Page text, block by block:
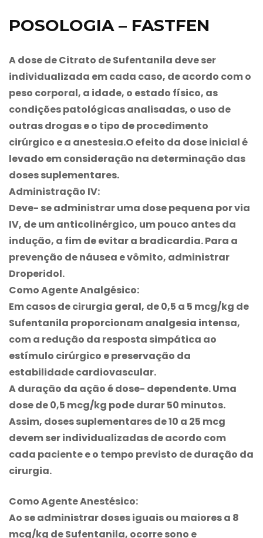
POSOLOGIA – FASTFEN
A dose de Citrato de Sufentanila deve ser
individualizada em cada caso, de acordo com o
peso corporal, a idade, o estado físico, as
condições patológicas analisadas, o uso de
outras drogas e o tipo de procedimento
cirúrgico e a anestesia.O efeito da dose inicial é
levado em consideração na determinação das
doses suplementares.
Administração IV:
Deve- se administrar uma dose pequena por via
IV, de um anticolinérgico, um pouco antes da
indução, a fim de evitar a bradicardia. Para a
prevenção de náusea e vômito, administrar
Droperidol.
Como Agente Analgésico:
Em casos de cirurgia geral, de 0,5 a 5 mcg/kg de
Sufentanila proporcionam analgesia intensa,
com a redução da resposta simpática ao
estímulo cirúrgico e preservação da
estabilidade cardiovascular.
A duração da ação é dose- dependente. Uma
dose de 0,5 mcg/kg pode durar 50 minutos.
Assim, doses suplementares de 10 a 25 mcg
devem ser individualizadas de acordo com
cada paciente e o tempo previsto de duração da
cirurgia.
Como Agente Anestésico:
Ao se administrar doses iguais ou maiores a 8
mcg/kg de Sufentanila, ocorre sono e